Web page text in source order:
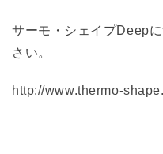
サーモ・シェイプDeep
さい。
http://www.thermo-